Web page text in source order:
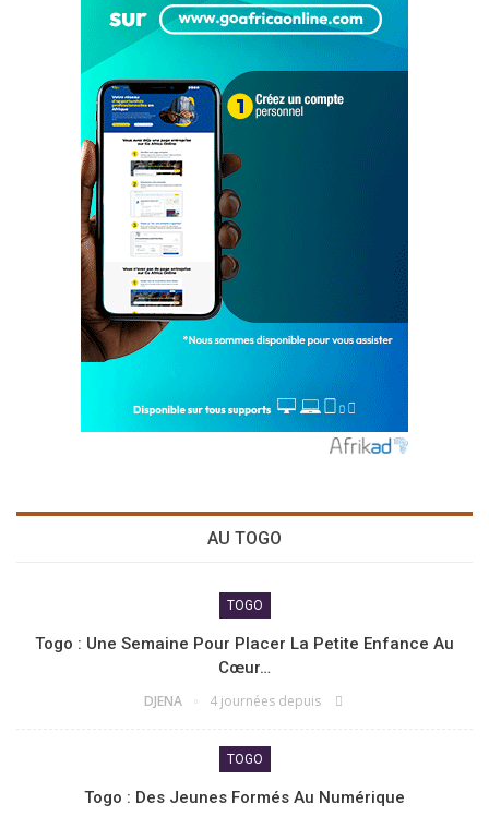
AU TOGO
TOGO
Togo : Une Semaine Pour Placer La Petite Enfance Au
Cœur…
DJENA 4 journées depuis
TOGO
Togo : Des Jeunes Formés Au Numérique